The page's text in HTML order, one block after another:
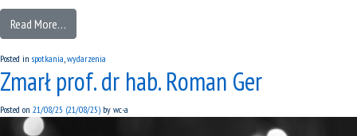
Read More…
Posted in spotkania wydarzenia
Zmarł prof. dr hab. Roman Ger
Posted on 21/08/25 (21/08/25) by wc-a